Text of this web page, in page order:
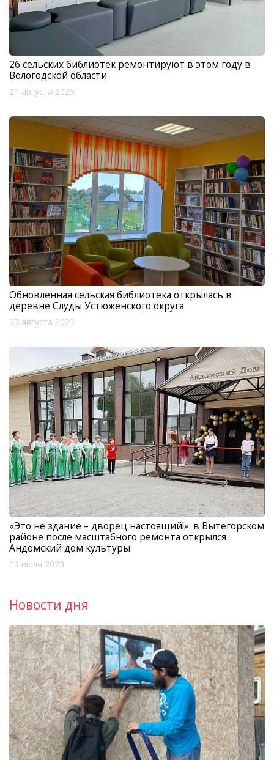
26 сельских библиотек ремонтируют в этом году в
Вологодской области
21 августа 2025
Обновленная сельская библиотека открылась в
деревне Слуды Устюженского округа
03 августа 2023
«Это не здание – дворец настоящий!»: в Вытегорском
районе после масштабного ремонта открылся
Андомский дом культуры
10 июля 2023
Новости дня